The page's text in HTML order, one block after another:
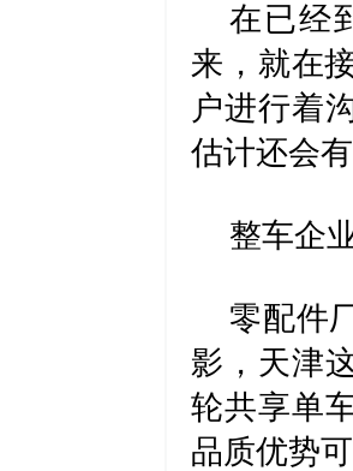
在已经
来，就在
户进行着
估计还会
整车企
零配件
影，天津
轮共享单
品质优势